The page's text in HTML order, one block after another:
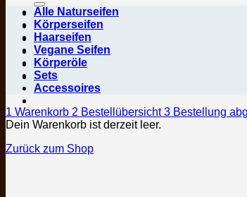
Alle Naturseifen
Körperseifen
Haarseifen
Vegane Seifen
Körperöle
Sets
Accessoires
1 Warenkorb 2 Bestellübersicht3 Bestellung
Dein Warenkorb ist derzeit leer.
Zurück zum Shop